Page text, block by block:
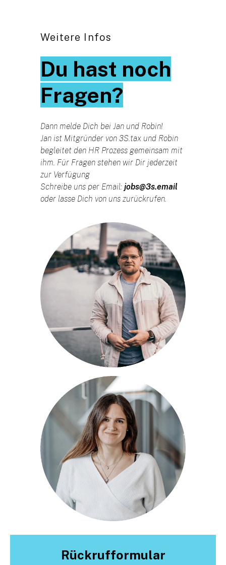
Weitere Infos
Du hast noch
Fragen?
Dann melde Dich bei Jan und Robin!
Jan ist Mitgründer von 3S.tax und Robin
begleitet den HR Prozess gemeinsam mit
ihm. Für Fragen stehen wir Dir jederzeit
zur Verfügung
Schreibe uns per Email: jobs@3s.email
oder lasse Dich von uns zurückrufen.
Rückrufformular